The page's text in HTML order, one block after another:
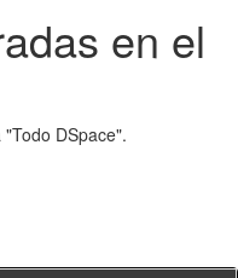
en el
DSpace".